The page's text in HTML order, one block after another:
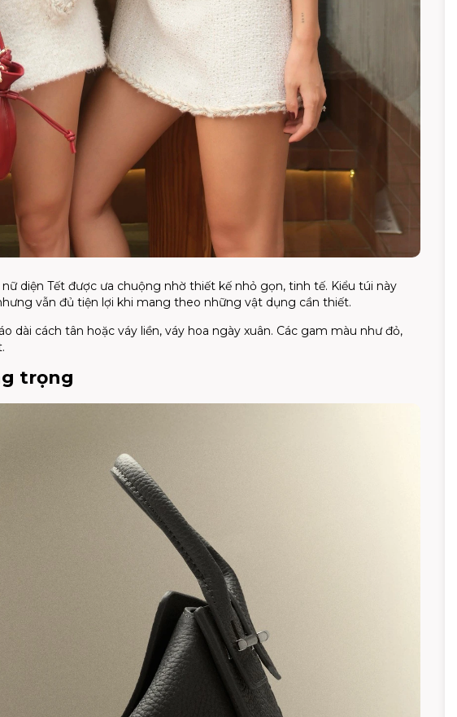
diện Tết được ưa chuộng nhờ thiết kế nhỏ gọn, tinh tế. Kiểu túi này
vẫn đủ tiện lợi khi mang theo những vật dụng cần thiết.
dài cách tân hoặc váy liền, váy hoa ngày xuân. Các gam màu như đỏ,
trọng